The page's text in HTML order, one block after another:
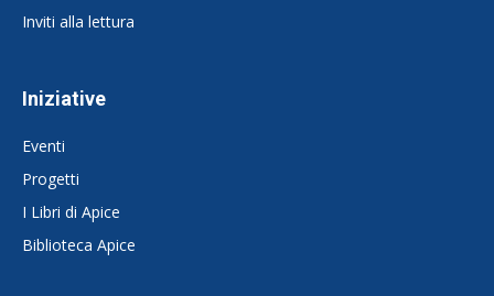
Inviti alla lettura
Iniziative
Eventi
Progetti
I Libri di Apice
Biblioteca Apice